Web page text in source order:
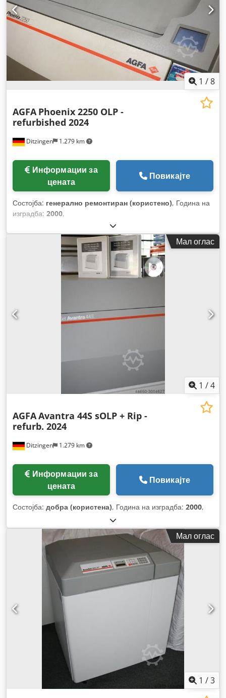
1 /8
Ditzingen 1.279 km
AGFA Phoenix 2250 OLP -
refurbished 2024
цената
Повикајте
Состојба: генерално ремонтиран (користено), Година на
изградба: 2000,
Мал оглас
1 /4
Ditzingen 1.279 km
AGFAAvantra 44S sOLP + Rip -
refurb. 2024
цената
Повикајте
Состојба: добра (користена), Година на изградба: 2000,
Мал оглас
1 /3